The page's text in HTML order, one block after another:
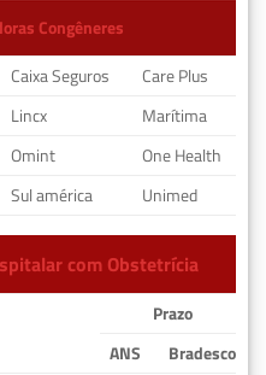
Congêneres
Caixa Seguros
Care Plus
Lincx
Marítima
Omint
One Health
Sul américa Unimed
com Obstetrícia
Prazo
ANS
Bradesco